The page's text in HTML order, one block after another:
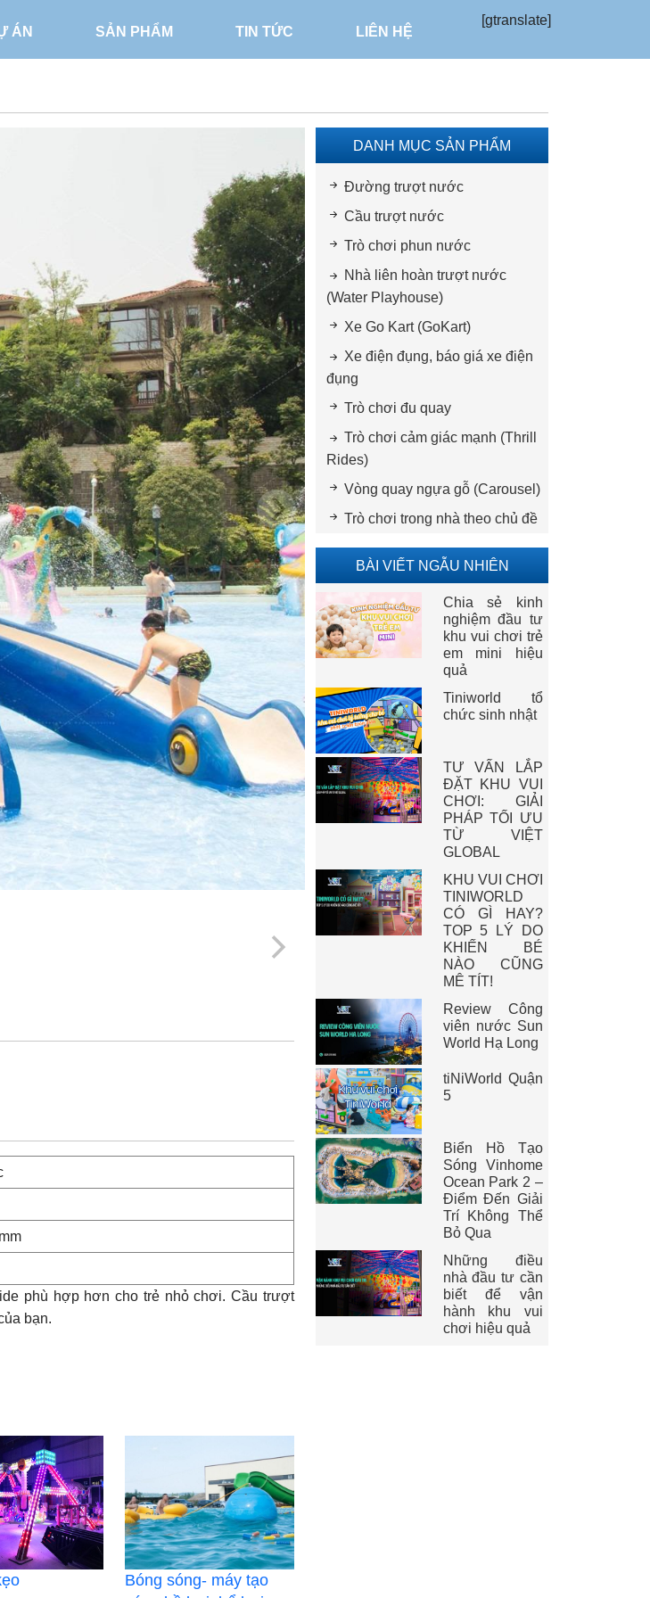
ÁN SẢN PHẨM TIN TỨC LIÊN HỆ
[gtranslate]
phù hợp hơn cho trẻ nhỏ chơi. Cầu trượt
bạn.
Bóng sóng- máy tạo
DANH MỤC SẢN PHẨM
Đường trượt nước
Cầu trượt nước
Trò chơi phun nước
Nhà liên hoàn trượt nước
(Water Playhouse)
Xe Go Kart (GoKart)
Xe điện đụng, báo giá xe điện
đụng
Trò chơi đu quay
Trò chơi cảm giác mạnh (Thrill
Rides)
Vòng quay ngựa gỗ (Carousel)
Trò chơi trong nhà theo chủ đề
BÀI VIẾT NGẪU NHIÊN
Chia sẻ kinh
nghiệm đầu tư
khu vui chơi trẻ
em mini hiệu
quả
Tiniworld tổ
chức sinh nhật
TƯ VẤN LẮP
ĐẶT KHU VUI
CHƠI: GIẢI
PHÁP TỐI ƯU
TỪ VIỆT
GLOBAL
KHU VUI CHƠI
TINIWORLD
CÓ GÌ HAY?
TOP 5 LÝ DO
KHIẾN BÉ
NÀO CŨNG
MÊ TÍT!
Review Công
viên nước Sun
World Hạ Long
tiNiWorld Quận
5
Biển Hồ Tạo
Sóng Vinhome
Ocean Park 2 –
Điểm Đến Giải
Trí Không Thể
Bỏ Qua
Những điều
nhà đầu tư cần
biết để vận
hành khu vui
chơi hiệu quả